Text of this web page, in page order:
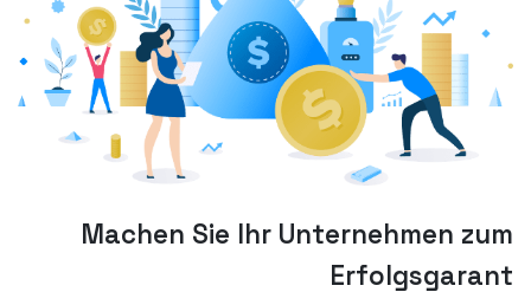
Machen Sie Ihr Unternehmen zum
Erfolgsgarant